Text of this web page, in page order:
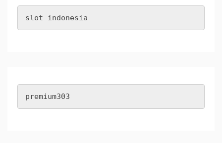
slot indonesia
premium303